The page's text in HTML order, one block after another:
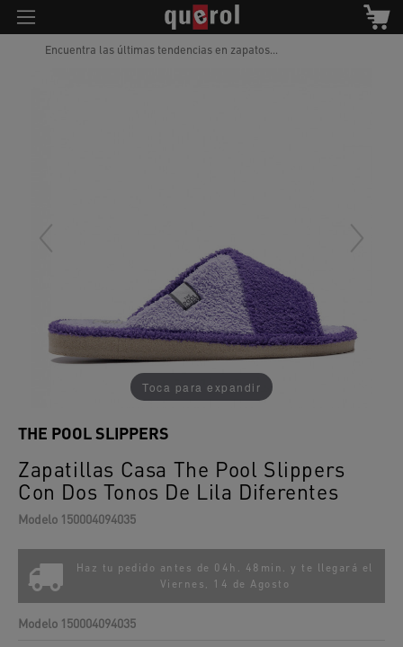
Encuentra las últimas tendencias en zapatos...
Toca para expandir
Zapatillas Casa The Pool Slippers
Con Dos Tonos De Lila Diferentes
THE POOL SLIPPERS
Modelo 150004094035
Haz tu pedido antes de 04h. 48min. y te llegará el
Viernes, 14 de Agosto
Modelo 150004094035